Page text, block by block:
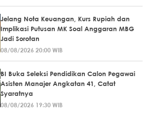
Jelang Nota Keuangan, Kurs Rupiah dan
Implikasi Putusan MK Soal Anggaran MBG
Jadi Sorotan
08/08/2026 20:00 WIB
BI Buka Seleksi Pendidikan Calon Pegawai
Asisten Manajer Angkatan 41, Catat
Syaratnya
08/08/2026 19:30 WIB